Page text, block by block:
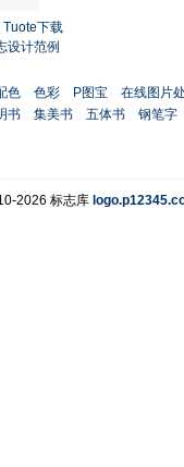
下载
设计范例
色 色彩 P图宝
在线图片
书 集美书 五体书
钢笔字
2026 标志库